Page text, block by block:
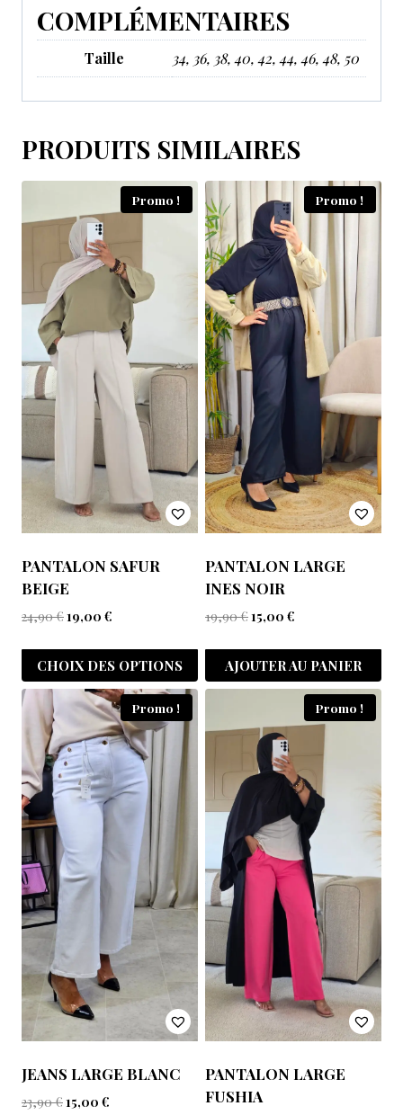
COMPLÉMENTAIRES
Taille 34, 36, 38, 40, 42, 44, 46, 48, 50
PRODUITS SIMILAIRES
Promo !
PANTALON SAFUR
BEIGE
24,90€19,00 €
CHOIX DES OPTIONS
Promo !
PANTALON LARGE
INES NOIR
19,90€15,00 €
AJOUTER AU PANIER
Promo !
JEANS LARGE BLANC
23,90€15,00 €
Promo !
PANTALON LARGE
FUSHIA